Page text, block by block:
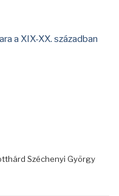
a XIX-XX. században
Széchenyi György